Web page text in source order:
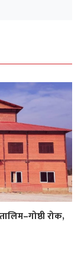
रोक,